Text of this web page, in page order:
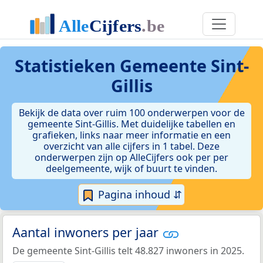
Statistieken Gemeente Sint-
Gillis
Bekijk de data over ruim 100 onderwerpen voor de
gemeente Sint-Gillis. Met duidelijke tabellen en
grafieken, links naar meer informatie en een
overzicht van alle cijfers in 1 tabel. Deze
onderwerpen zijn op AlleCijfers ook per per
deelgemeente, wijk of buurt te vinden.
Pagina inhoud ⇵
Aantal inwoners per jaar
De gemeente Sint-Gillis telt 48.827 inwoners in 2025.